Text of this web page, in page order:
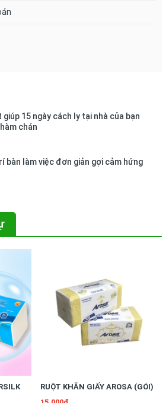
giúp 15 ngày cách ly tại nhà của bạn
chán
bàn làm việc đơn giản gợi cảm hứng
RUỘT KHĂN GIẤY AROSA (GÓI)